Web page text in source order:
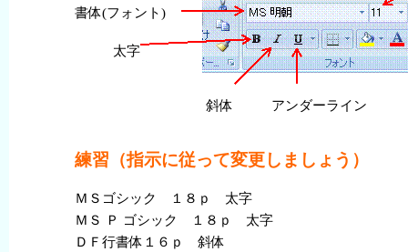
書体(フォント)
太字
斜体 アンダーライン
練習 （指示に従って変更しましょう）
ＭＳゴシック １８ｐ 太字
ＭＳ Ｐ ゴシック １８ｐ 太字
ＤＦ 行書体 １６ｐ 斜体